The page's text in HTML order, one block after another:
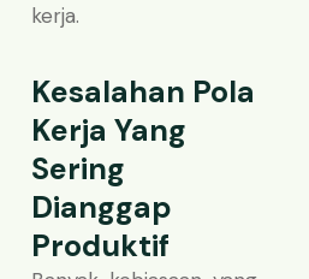
kerja.
Kesalahan Pola
Kerja Yang
Sering
Dianggap
Produktif